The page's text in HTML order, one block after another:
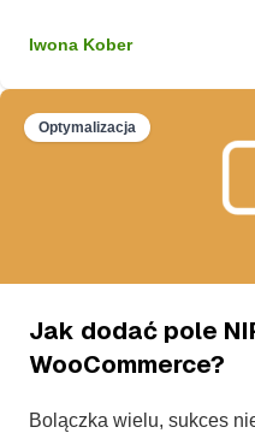
Iwona Kober
Optymalizacja
Jak dodać pole
WooCommerce?
Bolączka wielu, sukces